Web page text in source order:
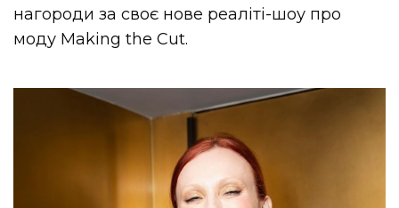
нагороди за своє нове реаліті-шоу про
моду Making the Cut.